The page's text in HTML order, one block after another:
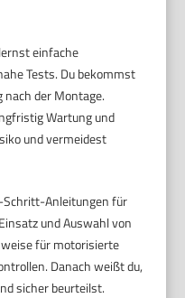
einfache
Tests. Du bekommst
der Montage.
Wartung und
und vermeidest
Anleitungen für
und Auswahl von
für motorisierte
Danach weißt du,
sicher beurteilst.